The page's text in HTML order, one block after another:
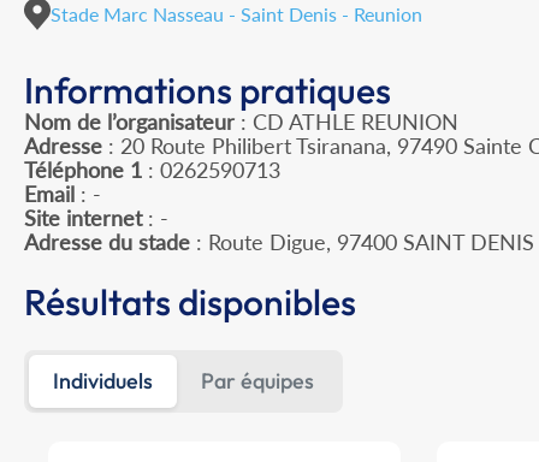
Stade Marc Nasseau - Saint Denis - Reunion
Informations pratiques
Nom de l’organisateur : CD ATHLE REUNION
Adresse : 20 Route Philibert Tsiranana, 97490 Sainte
Téléphone 1 : 0262590713
Email : -
Site internet: -
Adresse du stade : Route Digue, 97400 SAINT DENIS
Résultats disponibles
Individuels Par équipes